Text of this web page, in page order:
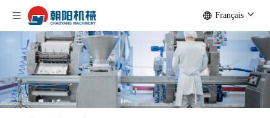
Français